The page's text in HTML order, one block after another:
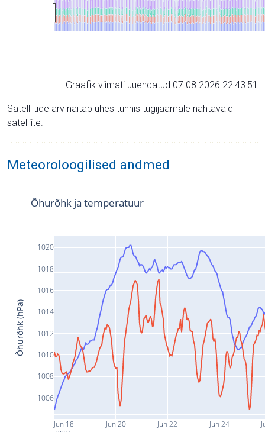
Graafik viimati uuendatud 07.08.2026 22:43:51
Satelliitide arv näitab ühes tunnis tugijaamale nähtavaid
satelliite.
Meteoroloogilised andmed
Jun 18 Jun 20 Jun 22 Jun 24
1006
1008
1010
1012
1014
1016
1018
1020
Õhurõhk ja temperatuur
Õhurõhk (hPa)